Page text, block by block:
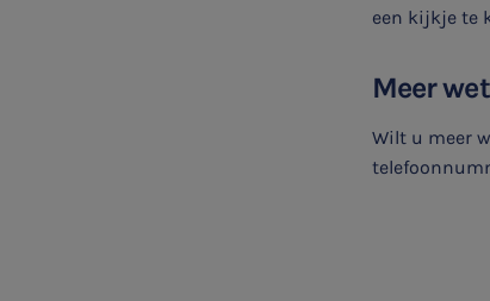
een kijkje te
Meer
Wilt u meer